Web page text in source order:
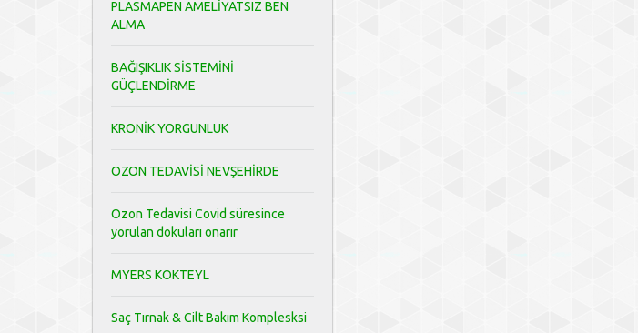
PLASMAPEN AMELİYATSIZ BEN
ALMA
BAĞIŞIKLIK SİSTEMİNİ
GÜÇLENDİRME
KRONİK YORGUNLUK
OZON TEDAVİSİ NEVŞEHİRDE
Ozon Tedavisi Covid süresince
yorulan dokuları onarır
MYERS KOKTEYL
Saç Tırnak & Cilt Bakım Komplesksi